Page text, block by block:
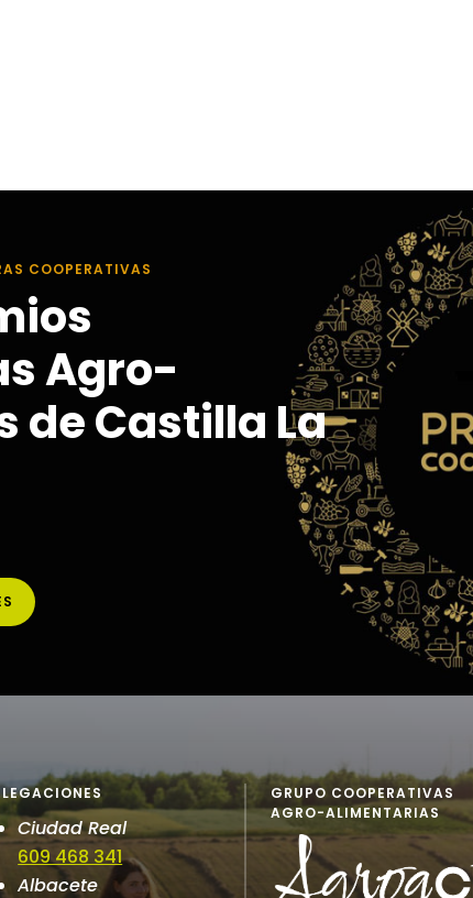
COOPERATIVAS
Agro-
de Castilla La
Ciudad Real
609 468 341
Albacete
GRUPO COOPERATIVAS
AGRO-ALIMENTARIAS